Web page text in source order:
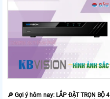
🔎 Gợi ý hôm nay: LẮP ĐẶT TRỌN BỘ 4